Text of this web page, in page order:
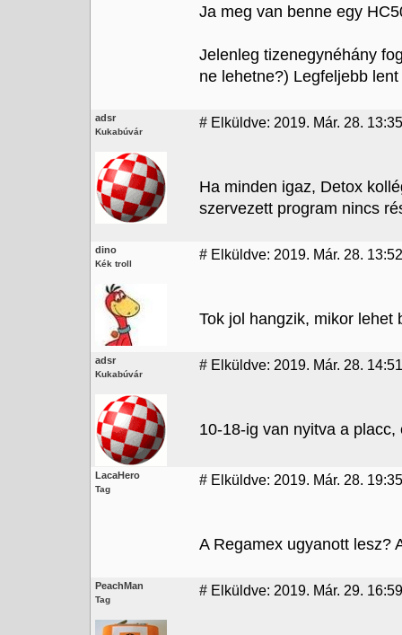
Ja meg van benne egy
Jelenleg tizenegynéhány
ne lehetne?) Legfeljebb
adsr
Kukabúvár
# Elküldve: 2019. Már. 28. 13:35
Ha minden igaz, Detox
szervezett program nincs
dino
Kék troll
# Elküldve: 2019. Már. 28.
Tok jol hangzik, mikor lehet
adsr
Kukabúvár
# Elküldve: 2019. Már. 28. 14:51
10-18-ig van nyitva a
LacaHero
Tag
# Elküldve: 2019. Már. 28. 19:35
A Regamex ugyanott lesz?
PeachMan
Tag
# Elküldve: 2019. Már. 29. 16:59